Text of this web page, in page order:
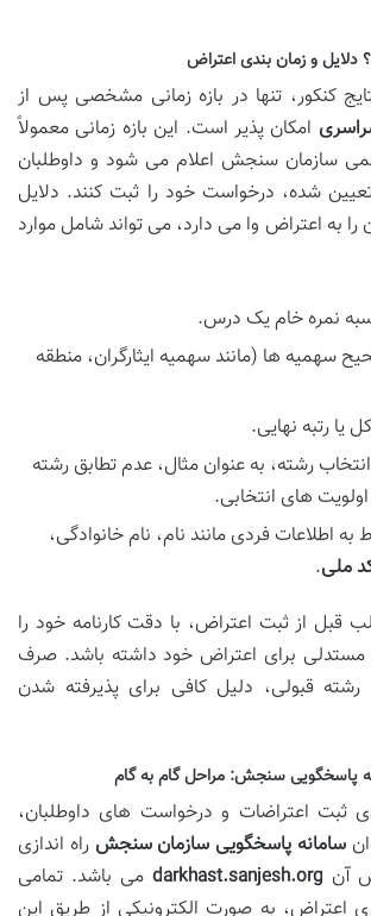
دلایل و زمان بندی اعتراض
کنکور، تنها در بازه زمانی مشخصی پس از
امکان پذیر است. این بازه زمانی معمولاً
سازمان سنجش اعلام می شود و داوطلبان
شده، درخواست خود را ثبت کنند. دلایل
را به اعتراض وا می دارد، می تواند شامل موارد
نمره خام یک درس.
سهمیه ها (مانند سهمیه ایثارگران، منطقه
یا رتبه نهایی.
رشته، به عنوان مثال، عدم تطابق رشته
های انتخابی.
اطلاعات فردی مانند نام، نام خانوادگی،
ملی.
قبل از ثبت اعتراض، با دقت کارنامه خود را
مستدلی برای اعتراض خود داشته باشد. صرف
رشته قبولی، دلیل کافی برای پذیرفته شدن
پاسخگویی سنجش: مراحل گام به گام
ثبت اعتراضات و درخواست های داوطلبان،
سامانه پاسخگویی سازمان سنجش راه اندازی
آن darkhast.sanjesh.org می باشد. تمامی
اعتراض، به صورت الکترونیکی از طریق این